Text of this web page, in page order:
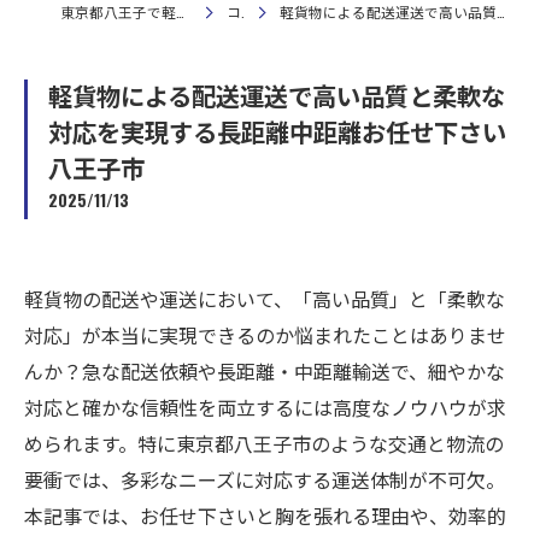
コラム 軽貨物による配送運送で高い品質と柔軟な対応を実現する長距離中距離お任せ下さい八王子市
軽貨物による配送運送で高い品質と柔軟な
対応を実現する長距離中距離お任せ下さい
八王子市
2025/11/13
軽貨物の配送や運送において、「高い品質」と「柔軟な
対応」が本当に実現できるのか悩まれたことはありませ
んか？急な配送依頼や長距離・中距離輸送で、細やかな
対応と確かな信頼性を両立するには高度なノウハウが求
められます。特に東京都八王子市のような交通と物流の
要衝では、多彩なニーズに対応する運送体制が不可欠。
本記事では、お任せ下さいと胸を張れる理由や、効率的